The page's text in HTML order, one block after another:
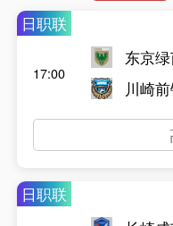
日职联
17:00
东京
川崎
日职联